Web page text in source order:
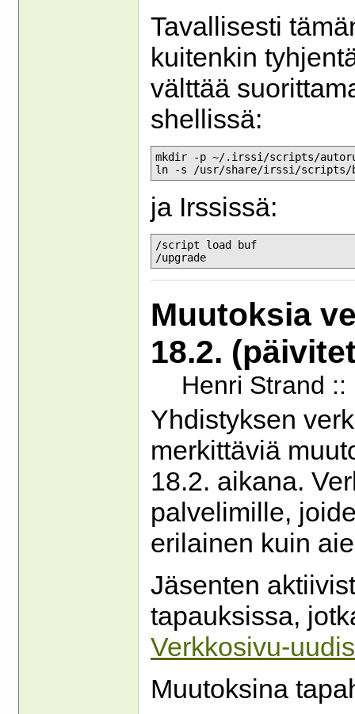
Tavallisesti
kuitenkin
välttää
shellissä:
mkdir -p ~/.irssi/scripts/
ja Irssissä:
/script load buf
Muutoksia
18.2.
Henri Strand
Yhdistyksen
merkittäviä
18.2. aikana.
palvelimille,
erilainen kuin
Jäsenten
tapauksissa,
Verkkosivu-
Muutoksina